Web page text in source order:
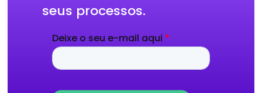
seus processos.